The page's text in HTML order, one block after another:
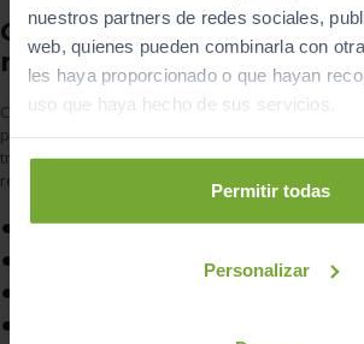
nuestros partners de redes sociales,
web, quienes pueden combinarla con
les haya proporcionado o que hayan
uso que haya hecho de sus servicios.
Permitir todas
Personalizar
Otros trámites que se
realizar a distancia
Cada vez son menos las gestiones que
persona, como renovar el carné de
trabajando en todos sus canales digitales.
realizar la mayoría de trámites, algunos de ellos
Consulta de puntos
Duplicado de permiso de conducir